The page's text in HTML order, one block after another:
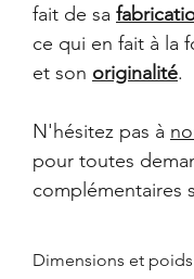
fait de sa
ce qui en fait à la
et son originalité.
N'hésitez pas à
pour toutes
complémentaires
Dimensions et poids